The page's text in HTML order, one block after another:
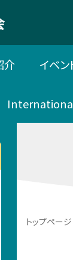
介 イベン
トップページ